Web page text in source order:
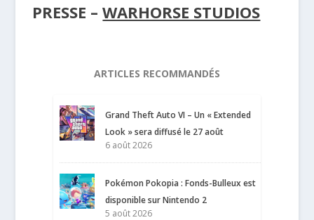
PRESSE –WARHORSE STUDIOS
ARTICLES RECOMMANDÉS
Grand Theft Auto VI – Un « Extended
Look » sera diffusé le 27 août
6 août 2026
Pokémon Pokopia : Fonds-Bulleux est
disponible sur Nintendo 2
5 août 2026